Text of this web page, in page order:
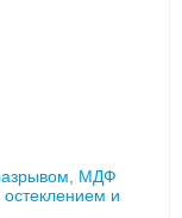
МДФ
и